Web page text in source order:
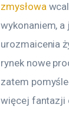
zmysłowa
wykonaniem,
urozmaicenia
rynek nowe
zatem
więcej fantazji